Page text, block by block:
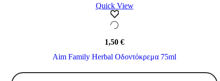
Quick View
1,50 €
Aim Family Herbal Οδοντόκρεμα 75ml